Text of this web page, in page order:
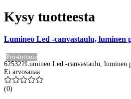
Kysy tuotteesta
Lumineo Led -canvastaulu, luminen
Poistotuote
625322Lumineo Led -canvastaulu, luminen
Ei arvosanaa
(0)